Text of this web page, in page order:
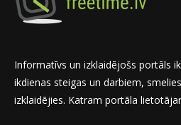
Informatīvs un izklaidējošs portāls
ikdienas steigas un darbiem,
izklaidējies. Katram portāla